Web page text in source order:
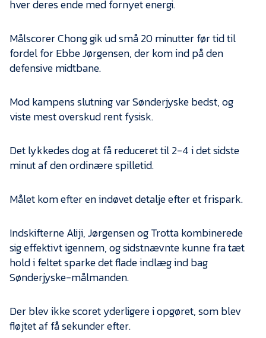
hver deres ende med fornyet energi.
Målscorer Chong gik ud små 20 minutter før tid til
fordel for Ebbe Jørgensen, der kom ind på den
defensive midtbane.
Mod kampens slutning var Sønderjyske bedst, og
viste mest overskud rent fysisk.
Det lykkedes dog at få reduceret til 2-4 i det sidste
minut af den ordinære spilletid.
Målet kom efter en indøvet detalje efter et frispark.
Indskifterne Aliji, Jørgensen og Trotta kombinerede
sig effektivt igennem, og sidstnævnte kunne fra tæt
hold i feltet sparke det flade indlæg ind bag
Sønderjyske-målmanden.
Der blev ikke scoret yderligere i opgøret, som blev
fløjtet af få sekunder efter.